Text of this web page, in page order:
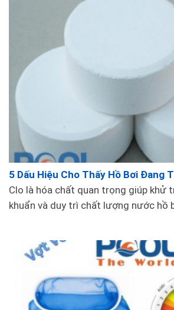
5 Dấu Hiệu Cho Thấy Hồ Bơi Đang
Clo là hóa chất quan trọng giúp khử
khuẩn và duy trì chất lượng nước hồ